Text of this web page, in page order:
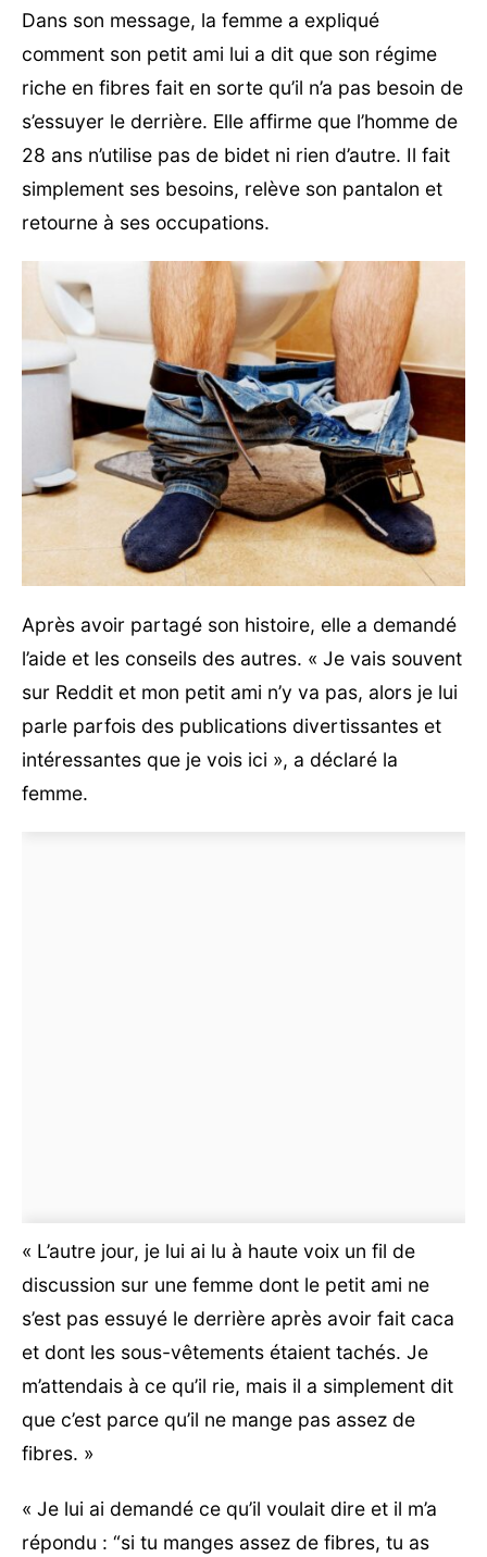
Dans son message, la femme a expliqué
comment son petit ami lui a dit que son régime
riche en fibres fait en sorte qu’il n’a pas besoin de
s’essuyer le derrière. Elle affirme que l’homme de
28 ans n’utilise pas de bidet ni rien d’autre. Il fait
simplement ses besoins, relève son pantalon et
retourne à ses occupations.
Après avoir partagé son histoire, elle a demandé
l’aide et les conseils des autres. « Je vais souvent
sur Reddit et mon petit ami n’y va pas, alors je lui
parle parfois des publications divertissantes et
intéressantes que je vois ici », a déclaré la
femme.
« L’autre jour, je lui ai lu à haute voix un fil de
discussion sur une femme dont le petit ami ne
s’est pas essuyé le derrière après avoir fait caca
et dont les sous-vêtements étaient tachés. Je
m’attendais à ce qu’il rie, mais il a simplement dit
que c’est parce qu’il ne mange pas assez de
fibres. »
« Je lui ai demandé ce qu’il voulait dire et il m’a
répondu : “si tu manges assez de fibres, tu as